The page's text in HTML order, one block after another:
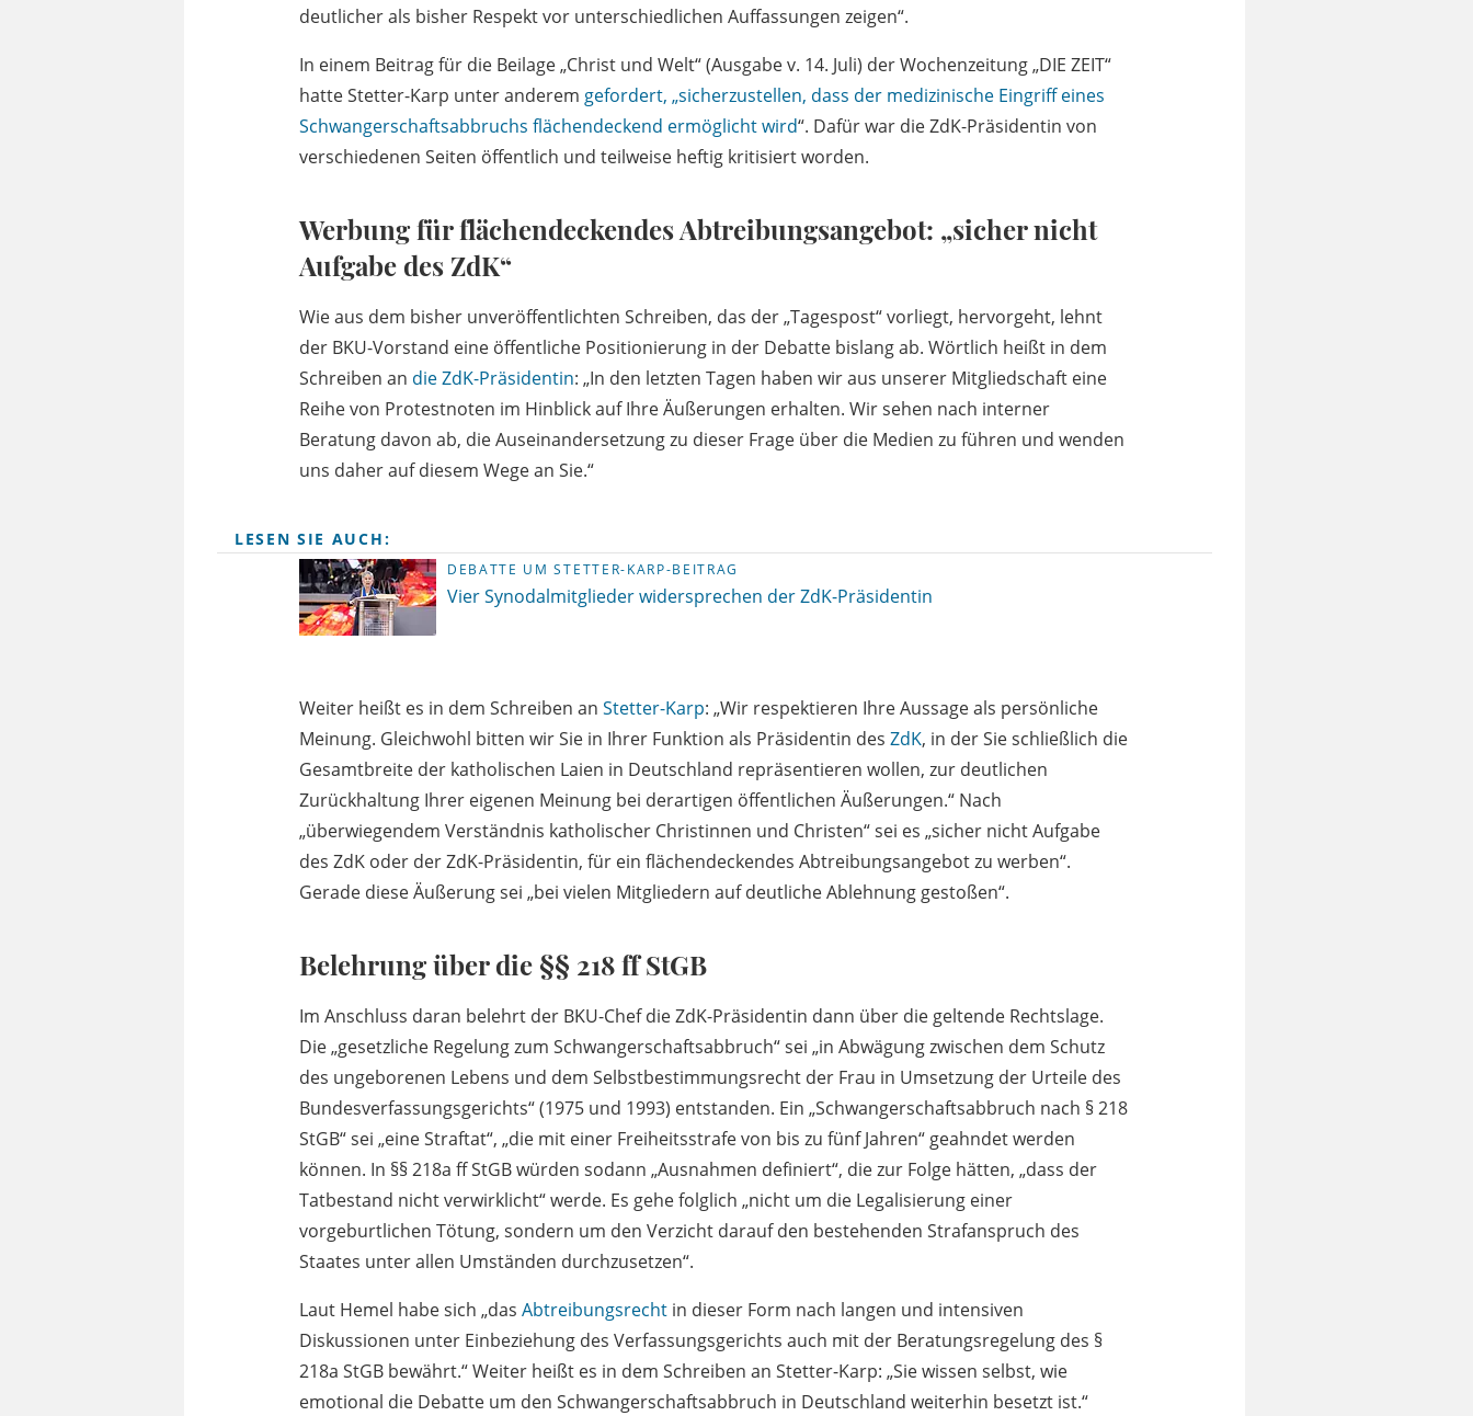
deutlicher als bisher Respekt vor unterschiedlichen Auffassungen zeigen“.
In einem Beitrag für die Beilage „Christ und Welt“ (Ausgabe v. 14. Juli) der Wochenzeitung „DIE ZEIT“
hatte Stetter-Karp unter anderem gefordert, „sicherzustellen, dass der medizinische Eingriff eines
Schwangerschaftsabbruchs flächendeckend ermöglicht wird“. Dafür war die ZdK-Präsidentin von
verschiedenen Seiten öffentlich und teilweise heftig kritisiert worden.
Werbung für flächendeckendes Abtreibungsangebot: „sicher nicht
Aufgabe des ZdK“
Wie aus dem bisher unveröffentlichten Schreiben, das der „Tagespost“ vorliegt, hervorgeht, lehnt
der BKU-Vorstand eine öffentliche Positionierung in der Debatte bislang ab. Wörtlich heißt in dem
Schreiben an die ZdK-Präsidentin: „In den letzten Tagen haben wir aus unserer Mitgliedschaft eine
Reihe von Protestnoten im Hinblick auf Ihre Äußerungen erhalten. Wir sehen nach interner
Beratung davon ab, die Auseinandersetzung zu dieser Frage über die Medien zu führen und wenden
uns daher auf diesem Wege an Sie.“
LESEN SIE AUCH:
DEBATTE UM STETTER-KARP-BEITRAG
Vier Synodalmitglieder widersprechen der ZdK-Präsidentin
Weiter heißt es in dem Schreiben an Stetter-Karp: „Wir respektieren Ihre Aussage als persönliche
Meinung. Gleichwohl bitten wir Sie in Ihrer Funktion als Präsidentin des ZdK, in der Sie schließlich die
Gesamtbreite der katholischen Laien in Deutschland repräsentieren wollen, zur deutlichen
Zurückhaltung Ihrer eigenen Meinung bei derartigen öffentlichen Äußerungen.“ Nach
„überwiegendem Verständnis katholischer Christinnen und Christen“ sei es „sicher nicht Aufgabe
des ZdK oder der ZdK-Präsidentin, für ein flächendeckendes Abtreibungsangebot zu werben“.
Gerade diese Äußerung sei „bei vielen Mitgliedern auf deutliche Ablehnung gestoßen“.
Belehrung über die §§ 218 ff StGB
Im Anschluss daran belehrt der BKU-Chef die ZdK-Präsidentin dann über die geltende Rechtslage.
Die „gesetzliche Regelung zum Schwangerschaftsabbruch“ sei „in Abwägung zwischen dem Schutz
des ungeborenen Lebens und dem Selbstbestimmungsrecht der Frau in Umsetzung der Urteile des
Bundesverfassungsgerichts“ (1975 und 1993) entstanden. Ein „Schwangerschaftsabbruch nach § 218
StGB“ sei „eine Straftat“, „die mit einer Freiheitsstrafe von bis zu fünf Jahren“ geahndet werden
können. In §§ 218a ff StGB würden sodann „Ausnahmen definiert“, die zur Folge hätten, „dass der
Tatbestand nicht verwirklicht“ werde. Es gehe folglich „nicht um die Legalisierung einer
vorgeburtlichen Tötung, sondern um den Verzicht darauf den bestehenden Strafanspruch des
Staates unter allen Umständen durchzusetzen“.
Laut Hemel habe sich „das Abtreibungsrecht in dieser Form nach langen und intensiven
Diskussionen unter Einbeziehung des Verfassungsgerichts auch mit der Beratungsregelung des §
218a StGB bewährt.“ Weiter heißt es in dem Schreiben an Stetter-Karp: „Sie wissen selbst, wie
emotional die Debatte um den Schwangerschaftsabbruch in Deutschland weiterhin besetzt ist.“